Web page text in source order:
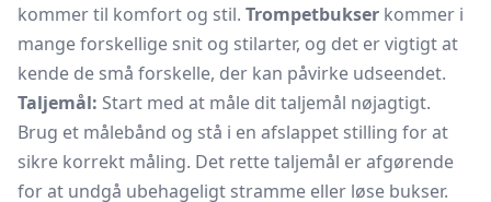
kommer til komfort og stil. Trompetbukser kommer i
mange forskellige snit og stilarter, og det er vigtigt at
kende de små forskelle, der kan påvirke udseendet.
Taljemål: Start med at måle dit taljemål nøjagtigt.
Brug et målebånd og stå i en afslappet stilling for at
sikre korrekt måling. Det rette taljemål er afgørende
for at undgå ubehageligt stramme eller løse bukser.